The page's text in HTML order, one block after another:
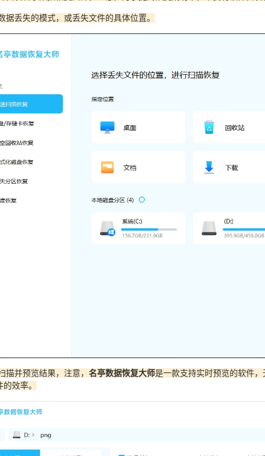
丢失的模式，或丢失文件的具体位置。
并预览结果，注意， 名亭数据恢复大师是一款支持实时预览的软件
效率。